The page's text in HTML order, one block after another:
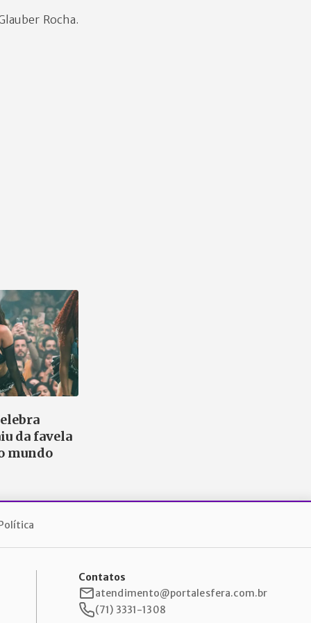
Rocha.
da favela
mundo
Contatos
atendimento@portalesfera.com.br
(71) 3331-1308